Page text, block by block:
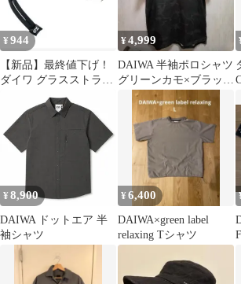
¥ 944
【新品】最終値下げ！
ダイワ グラスストラッ
プ（B）カモフラ
¥4,999
DAIWA 半袖ポロシャツ
グリーンカモ×ブラック
2XL DE-7906
¥ 8,900
DAIWA ドットエア 半
袖シャツ
¥6,400
DAIWA×green label
relaxing Tシャツ